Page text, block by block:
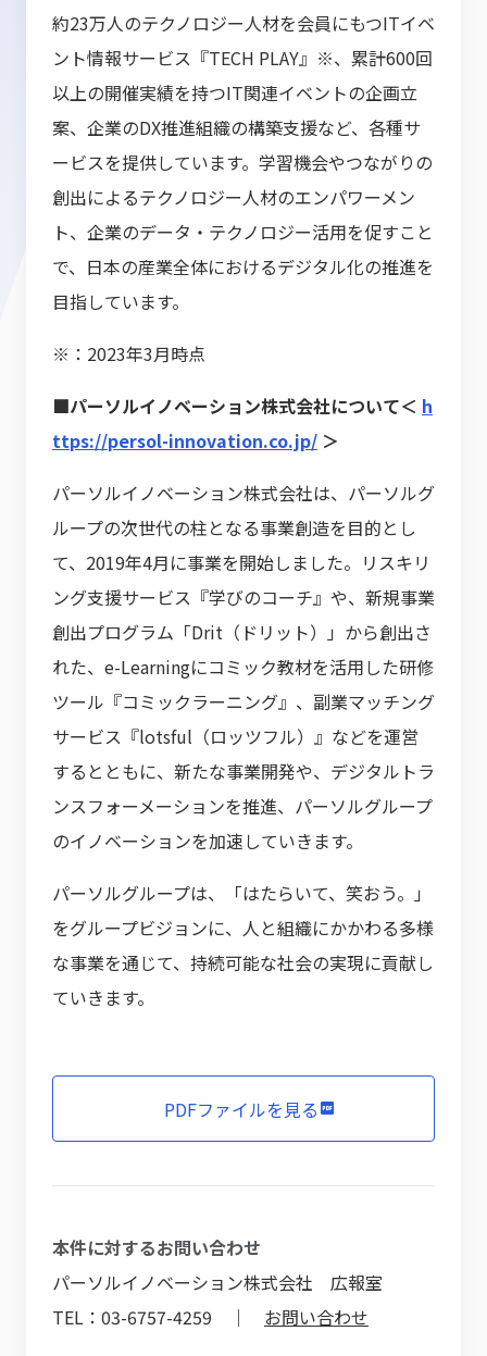
約23万人のテクノロジー人材を会員にもつITイベ
ント情報サービス『TECH PLAY』※、累計600回
以上の開催実績を持つIT関連イベントの企画立
案、企業のDX推進組織の構築支援など、各種サ
ービスを提供しています。学習機会やつながりの
創出によるテクノロジー人材のエンパワーメン
ト、企業のデータ・テクノロジー活用を促すこと
で、日本の産業全体におけるデジタル化の推進を
目指しています。
※：2023年3月時点
■パーソルイノベーション株式会社について＜ h
ttps://persol-innovation.co.jp/ ＞
パーソルイノベーション株式会社は、パーソルグ
ループの次世代の柱となる事業創造を目的とし
て、2019年4月に事業を開始しました。リスキリ
ング支援サービス『学びのコーチ』や、新規事業
創出プログラム「Drit（ドリット）」から創出さ
れた、e-Learningにコミック教材を活用した研修
ツール『コミックラーニング』、副業マッチング
サービス『lotsful（ロッツフル）』などを運営
するとともに、新たな事業開発や、デジタルトラ
ンスフォーメーションを推進、パーソルグループ
のイノベーションを加速していきます。
パーソルグループは、「はたらいて、笑おう。」
をグループビジョンに、人と組織にかかわる多様
な事業を通じて、持続可能な社会の実現に貢献し
ていきます。
PDFファイルを見る
本件に対するお問い合わせ
パーソルイノベーション株式会社 広報室
TEL：03-6757-4259 ｜ お問い合わせ